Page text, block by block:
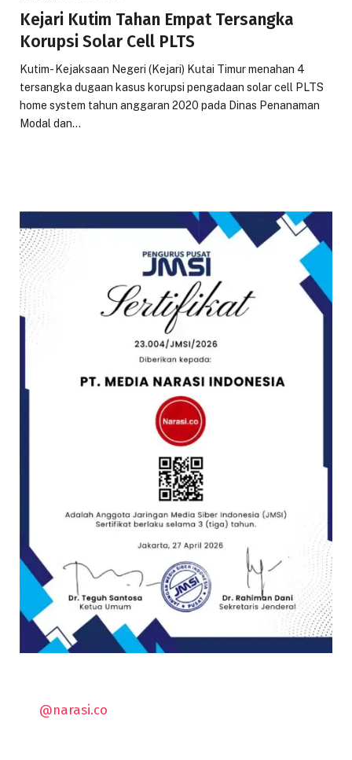
Kejari Kutim Tahan Empat Tersangka
Korupsi Solar Cell PLTS
Kutim- Kejaksaan Negeri (Kejari) Kutai Timur menahan 4
tersangka dugaan kasus korupsi pengadaan solar cell PLTS
home system tahun anggaran 2020 pada Dinas Penanaman
Modal dan…
@narasi.co